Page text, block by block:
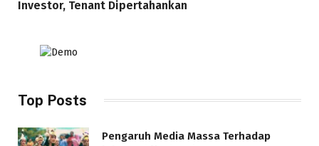
Investor, Tenant Dipertahankan
Top Posts
Pengaruh Media Massa Terhadap